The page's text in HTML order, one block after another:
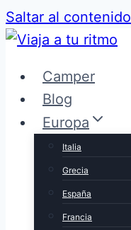
Saltar al contenido
Camper
Blog
Europa
Italia
Grecia
España
Francia